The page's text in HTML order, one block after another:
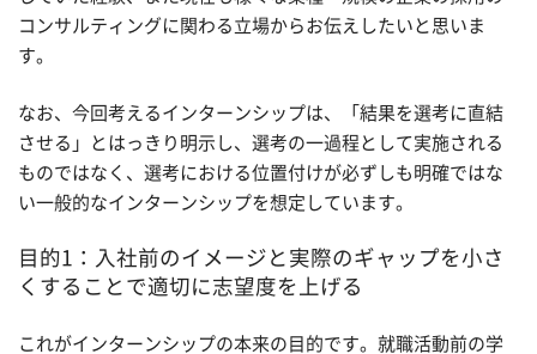
コンサルティングに関わる立場からお伝えしたいと思いま
す。
なお、今回考えるインターンシップは、「結果を選考に直結
させる」とはっきり明示し、選考の一過程として実施される
ものではなく、選考における位置付けが必ずしも明確ではな
い一般的なインターンシップを想定しています。
目的1：入社前のイメージと実際のギャップを小さ
くすることで適切に志望度を上げる
これがインターンシップの本来の目的です。就職活動前の学